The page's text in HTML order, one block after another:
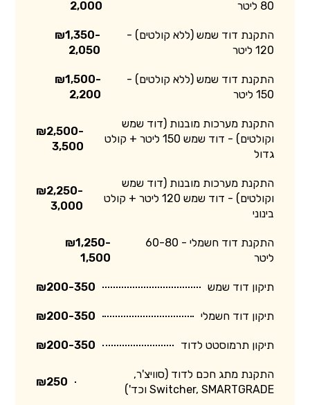
80 ליטר 2,000
התקנת דוד שמש (ללא קולטים) -
120 ליטר
₪1,350-
2,050
התקנת דוד שמש (ללא קולטים) -
150 ליטר
₪1,500-
2,200
התקנת מערכות מובנות (דוד שמש
וקולטים) - דוד שמש 150 ליטר + קולט
גדול
₪2,500-
3,500
התקנת מערכות מובנות (דוד שמש
וקולטים) - דוד שמש 120 ליטר + קולט
בינוני
₪2,250-
3,000
התקנת דוד חשמלי - 60-80
ליטר
₪1,250-
1,500
תיקון דוד שמש ₪200-350
תיקון דוד חשמלי ₪200-350
תיקון תרמוסטט לדוד ₪200-350
התקנת מתג חכם לדוד (סוויצ'ר,
Switcher, SMARTGRADE וכד')
₪250